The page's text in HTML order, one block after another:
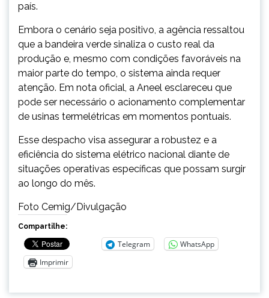
país.
Embora o cenário seja positivo, a agência ressaltou
que a bandeira verde sinaliza o custo real da
produção e, mesmo com condições favoráveis na
maior parte do tempo, o sistema ainda requer
atenção. Em nota oficial, a Aneel esclareceu que
pode ser necessário o acionamento complementar
de usinas termelétricas em momentos pontuais.
Esse despacho visa assegurar a robustez e a
eficiência do sistema elétrico nacional diante de
situações operativas específicas que possam surgir
ao longo do mês.
Foto Cemig/Divulgação
Compartilhe:
Telegram
WhatsApp
Imprimir